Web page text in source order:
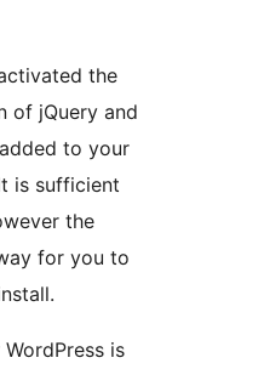
the
of jQuery and
to your
is sufficient
the
for you to
is